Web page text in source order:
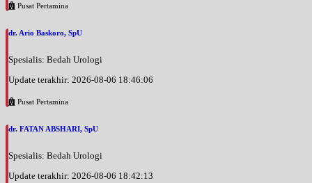
Pusat Pertamina
dr. Ario Baskoro, SpU
Spesialis: Bedah Urologi
Update terakhir: 2026-08-06 18:46:06
Pusat Pertamina
dr. FATAN ABSHARI, SpU
Spesialis: Bedah Urologi
Update terakhir: 2026-08-06 18:42:13